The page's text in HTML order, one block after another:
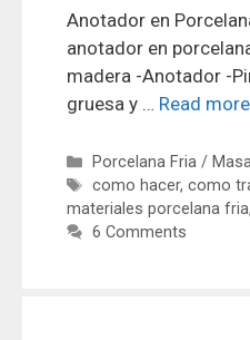
Anotador en
anotador en
madera -Anotador -
gruesa y … Read more
Porcelana Fria /
como hacer, como
materiales porcelana fria,
6 Comments